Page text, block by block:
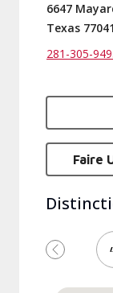
6647
Texas 77041
281-305-
Faire